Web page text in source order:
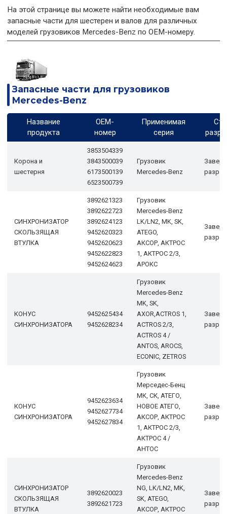
На этой странице вы можете найти необходимые вам
запасные части для шестерен и валов для различных
моделей грузовиков Mercedes-Benz по OEM-номеру.
Запасные части для грузовиков
Mercedes-Benz
Название
продукта
OEM-
номер
Применимая
серия
Корона и
шестерня
3853504339
3843500039
6173500139
6523500739
Грузовик
Mercedes-Benz
СИНХРОНИЗАТОР
СКОЛЬЗЯЩАЯ
ВТУЛКА
3892621323
3892622723
3892624123
9452620323
9452620623
9452622823
9452624623
Грузовик
Mercedes-Benz
LK/LN2, MK, SK,
ATEGO,
АКСОР, АКТРОС
1, АКТРОС 2/3,
АРОКС
КОНУС
СИНХРОНИЗАТОРА
9452625434
9452628234
Грузовик
Mercedes-Benz
MK, SK,
AXOR,ACTROS 1,
ACTROS 2/3,
ACTROS 4 /
ANTOS, AROCS,
ECONIC, ZETROS
КОНУС
СИНХРОНИЗАТОРА
9452623634
9452627734
9452627834
Грузовик
Мерседес-Бенц
МК, СК, АТЕГО,
НОВОЕ АТЕГО,
АКСОР, АКТРОС
1, АКТРОС 2/3,
АКТРОС 4 /
АНТОС
СИНХРОНИЗАТОР
СКОЛЬЗЯЩАЯ
ВТУЛКА
3892620023
3892621723
Грузовик
Mercedes-Benz
NG, LK/LN2, MK,
SK, ATEGO,
АКСОР, АКТРОС